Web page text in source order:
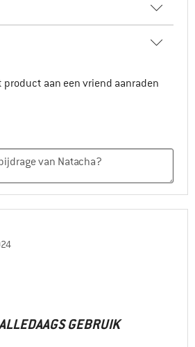
product aan een vriend aanraden
GEBRUIK